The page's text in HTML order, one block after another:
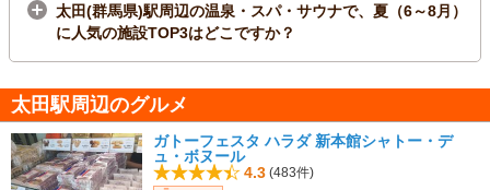
太田(群馬県)駅周辺の温泉・スパ・サウナで、夏（6～8月）
に人気の施設TOP3はどこですか？
太田駅周辺のグルメ
ガトーフェスタ ハラダ 新本館シャトー・デ
ュ・ボヌール
4.3 (483件)